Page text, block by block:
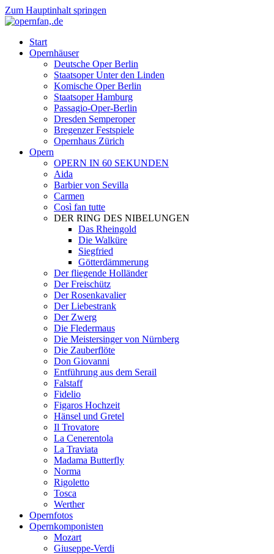
Zum Hauptinhalt springen
Start
Opernhäuser
Deutsche Oper Berlin
Staatsoper Unter den Linden
Komische Oper Berlin
Staatsoper Hamburg
Passagio-Oper-Berlin
Dresden Semperoper
Bregenzer Festspiele
Opernhaus Zürich
Opern
OPERN IN 60 SEKUNDEN
Aida
Barbier von Sevilla
Carmen
Così fan tutte
DER RING DES NIBELUNGEN
Das Rheingold
Die Walküre
Siegfried
Götterdämmerung
Der fliegende Holländer
Der Freischütz
Der Rosenkavalier
Der Liebestrank
Der Zwerg
Die Fledermaus
Die Meistersinger von Nürnberg
Die Zauberflöte
Don Giovanni
Entführung aus dem Serail
Falstaff
Fidelio
Figaros Hochzeit
Hänsel und Gretel
Il Trovatore
La Cenerentola
La Traviata
Madama Butterfly
Norma
Rigoletto
Tosca
Werther
Opernfotos
Opernkomponisten
Mozart
Giuseppe-Verdi